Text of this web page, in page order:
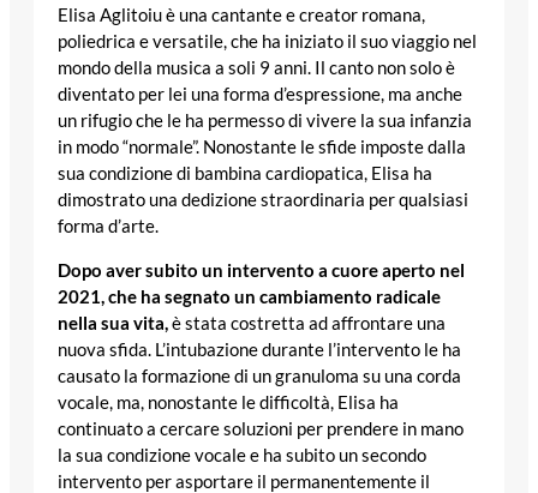
Elisa Aglitoiu è una cantante e creator romana,
poliedrica e versatile, che ha iniziato il suo viaggio nel
mondo della musica a soli 9 anni. Il canto non solo è
diventato per lei una forma d’espressione, ma anche
un rifugio che le ha permesso di vivere la sua infanzia
in modo “normale”. Nonostante le sfide imposte dalla
sua condizione di bambina cardiopatica, Elisa ha
dimostrato una dedizione straordinaria per qualsiasi
forma d’arte.
Dopo aver subito un intervento a cuore aperto nel
2021, che ha segnato un cambiamento radicale
nella sua vita,è stata costretta ad affrontare una
nuova sfida. L’intubazione durante l’intervento le ha
causato la formazione di un granuloma su una corda
vocale, ma, nonostante le difficoltà, Elisa ha
continuato a cercare soluzioni per prendere in mano
la sua condizione vocale e ha subito un secondo
intervento per asportare il permanentemente il